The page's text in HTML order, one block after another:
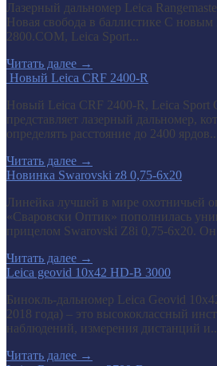
Лазерный дальномер Leica
Новая свобода в баллистике С новым
2800.COM, Leica Sport...
Читать далее →
​ Новый Leica CRF 2400-R
Новый Leica CRF 2400-R, Leica Sport
представляет лазерный дальномер,
определять расстояние до 2400
Читать далее →
Новинка Swarovski z8 0,75-6x20
Линейка лучшей в мире охотничьей
«Сваровски Оптик» пополнилась
прицелом Swarovski Z8i 0,75-6x20.
Читать далее →
Leica geovid 10x42 HD-B 3000
Бинокль-дальномер Leica Geovid
2018 года) – это высококлассный
наблюдений, измерения дистанций
Читать далее →